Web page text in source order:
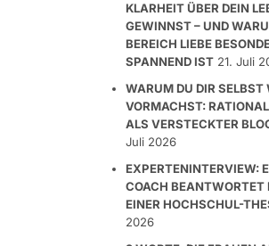
KLARHEIT ÜBER DEIN
GEWINNST – UND
BEREICH LIEBE
SPANNEND IST 21. Juli
WARUM DU DIR SELBST
VORMACHST:
ALS VERSTECKTER
Juli 2026
EXPERTENINTERVIEW:
COACH BEANTWORTET
EINER HOCHSCHUL-
2026